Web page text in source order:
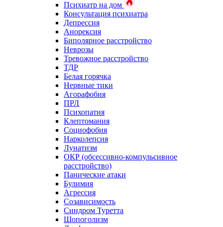
Психиатр на дом
Консультация психиатра
Депрессия
Анорексия
Биполярное расстройство
Неврозы
Тревожное расстройство
ТДР
Белая горячка
Нервные тики
Агорафобия
ПРЛ
Психопатия
Клептомания
Социофобия
Нарколепсия
Лунатизм
ОКР (обсессивно-компульсивное
расстройство)
Панические атаки
Булимия
Агрессия
Созависимость
Синдром Туретта
Шопоголизм